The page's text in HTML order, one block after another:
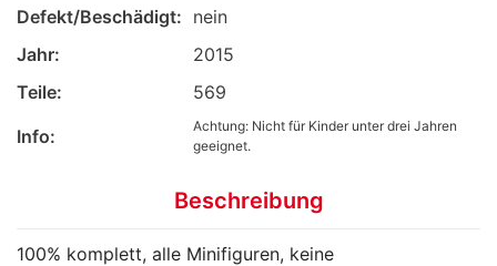
Defekt/Beschädigt: nein
Jahr:
2015
Teile:
569
Info:
Achtung: Nicht für Kinder unter drei Jahren
geeignet.
Beschreibung
100% komplett, alle Minifiguren, keine